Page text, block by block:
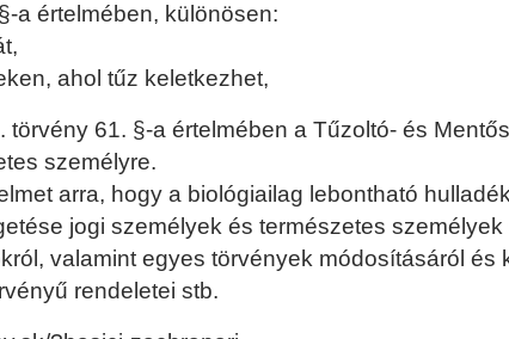
a értelmében, különösen:
ahol tűz keletkezhet,
61. §-a értelmében a Tűzoltó- és
személyre.
arra, hogy a biológiailag lebontható
jogi személyek és természetes
valamint egyes törvények módosításáról és
rendeletei stb.